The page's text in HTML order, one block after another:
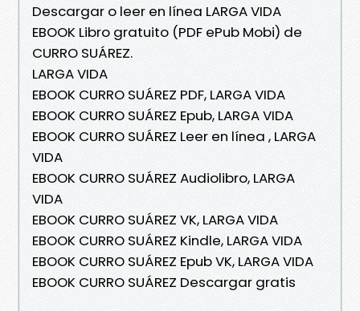
Descargar o leer en línea LARGA VIDA
EBOOK Libro gratuito (PDF ePub Mobi) de
CURRO SUÁREZ.
LARGA VIDA
EBOOK CURRO SUÁREZ PDF, LARGA VIDA
EBOOK CURRO SUÁREZ Epub, LARGA VIDA
EBOOK CURRO SUÁREZ Leer en línea , LARGA
VIDA
EBOOK CURRO SUÁREZ Audiolibro, LARGA
VIDA
EBOOK CURRO SUÁREZ VK, LARGA VIDA
EBOOK CURRO SUÁREZ Kindle, LARGA VIDA
EBOOK CURRO SUÁREZ Epub VK, LARGA VIDA
EBOOK CURRO SUÁREZ Descargar gratis